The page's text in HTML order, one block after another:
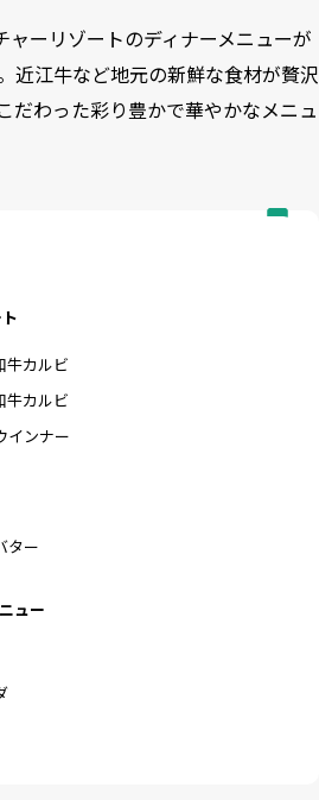
ャーリゾートのディナーメニューが
近江牛など地元の新鮮な食材が贅沢
だわった彩り豊かで華やかなメニュ
牛カルビ
牛カルビ
インナー
ター
ュー